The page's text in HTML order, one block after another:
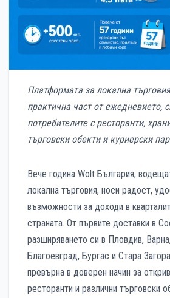
Платформата за локална
практична част от ежедневието,
потребителите с ресторанти,
търговски обекти и куриерски
Вече година Wolt България,
локална търговия, носи радост,
възможности за доходи в
страната. От първите доставки в
разширяването си в Пловдив,
Благоевград, Бургас и Стара
превърна в доверен начин за
ресторанти и различни търговски